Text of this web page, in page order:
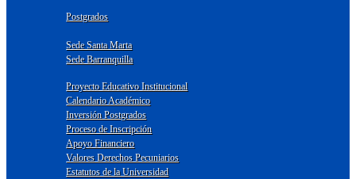
Postgrados
Sede Santa Marta
Sede Barranquilla
Proyecto Educativo Institucional
Calendario Académico
Inversión Postgrados
Proceso de Inscripción
Apoyo Financiero
Valores Derechos Pecuniarios
Estatutos de la Universidad